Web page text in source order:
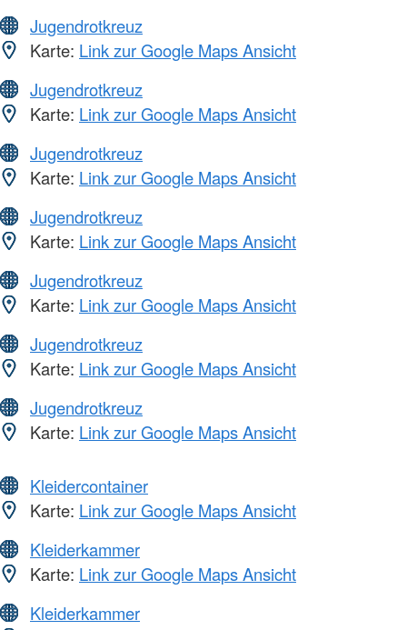
Jugendrotkreuz
Karte: Link zur Google Maps Ansicht
Jugendrotkreuz
Karte: Link zur Google Maps Ansicht
Jugendrotkreuz
Karte: Link zur Google Maps Ansicht
Jugendrotkreuz
Karte: Link zur Google Maps Ansicht
Jugendrotkreuz
Karte: Link zur Google Maps Ansicht
Jugendrotkreuz
Karte: Link zur Google Maps Ansicht
Jugendrotkreuz
Karte: Link zur Google Maps Ansicht
Kleidercontainer
Karte: Link zur Google Maps Ansicht
Kleiderkammer
Karte: Link zur Google Maps Ansicht
Kleiderkammer